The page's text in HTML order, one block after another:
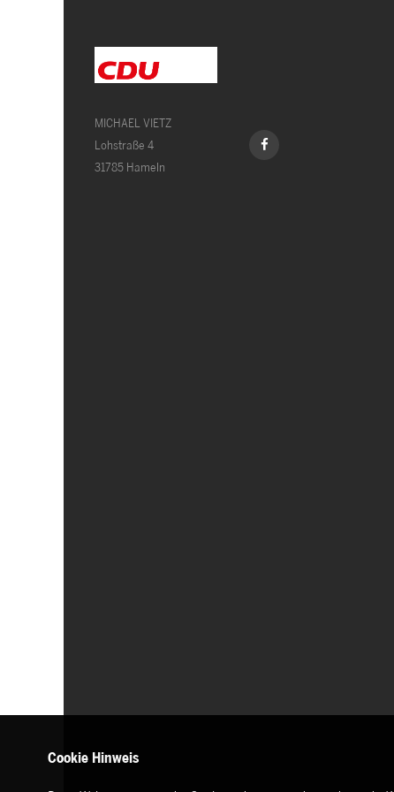
MICHAEL VIETZ
Lohstraße 4
31785 Hameln
Cookie Hinweis